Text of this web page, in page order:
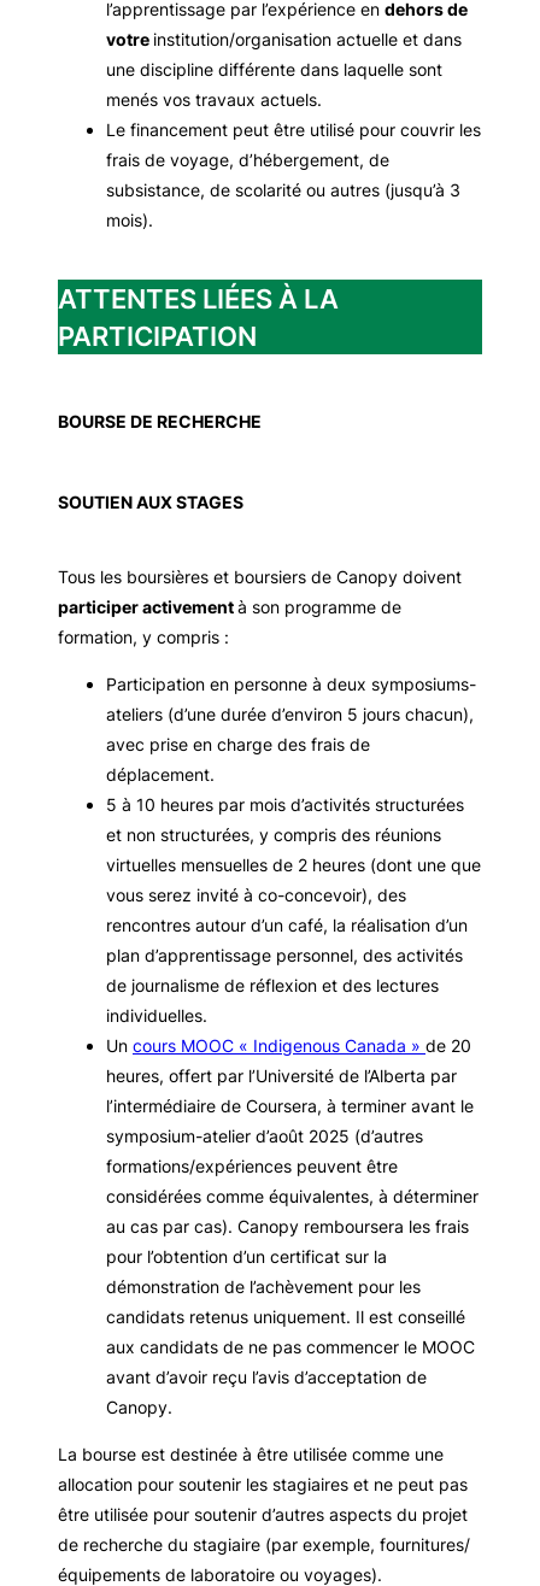
l’apprentissage par l’expérience en dehors de
votre institution/organisation actuelle et dans
une discipline différente dans laquelle sont
menés vos travaux actuels.
Le financement peut être utilisé pour couvrir les
frais de voyage, d’hébergement, de
subsistance, de scolarité ou autres (jusqu’à 3
mois).
ATTENTES LIÉES À LA
PARTICIPATION
BOURSE DE RECHERCHE
SOUTIEN AUX STAGES
Tous les boursières et boursiers de Canopy doivent
participer activementà son programme de
formation, y compris :
Participation en personne à deux symposiums-
ateliers (d’une durée d’environ 5 jours chacun),
avec prise en charge des frais de
déplacement.
5 à 10 heures par mois d’activités structurées
et non structurées, y compris des réunions
virtuelles mensuelles de 2 heures (dont une que
vous serez invité à co-concevoir), des
rencontres autour d’un café, la réalisation d’un
plan d’apprentissage personnel, des activités
de journalisme de réflexion et des lectures
individuelles.
Un cours MOOC « Indigenous Canada » de 20
heures, offert par l’Université de l’Alberta par
l’intermédiaire de Coursera, à terminer avant le
symposium-atelier d’août 2025 (d’autres
formations/expériences peuvent être
considérées comme équivalentes, à déterminer
au cas par cas). Canopy remboursera les frais
pour l’obtention d’un certificat sur la
démonstration de l’achèvement pour les
candidats retenus uniquement. Il est conseillé
aux candidats de ne pas commencer le MOOC
avant d’avoir reçu l’avis d’acceptation de
Canopy.
La bourse est destinée à être utilisée comme une
allocation pour soutenir les stagiaires et ne peut pas
être utilisée pour soutenir d’autres aspects du projet
de recherche du stagiaire (par exemple, fournitures/
équipements de laboratoire ou voyages).